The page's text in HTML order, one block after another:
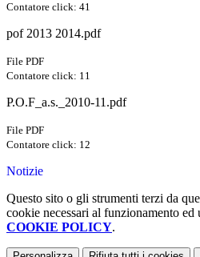
Contatore click: 41
pof 2013 2014.pdf
File PDF
Contatore click: 11
P.O.F_a.s._2010-11.pdf
File PDF
Contatore click: 12
Notizie
Questo sito o gli strumenti terzi da
cookie necessari al funzionamento
COOKIE POLICY.